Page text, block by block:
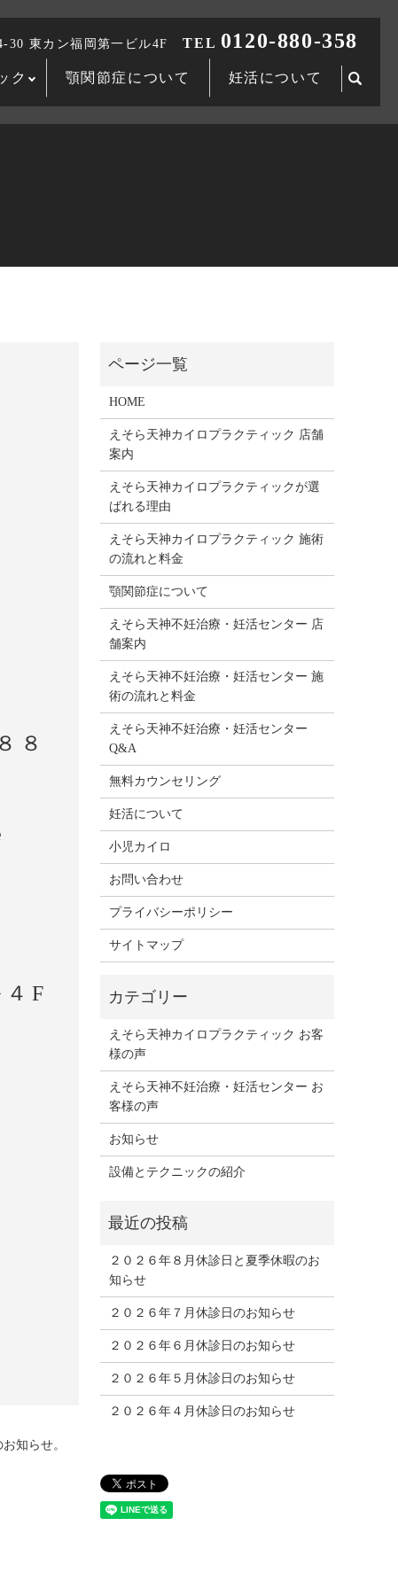
ク 顎関節症について 妊活について
30 東カン福岡第一ビル4F TEL 0120-880-358
８
F
知らせ。
HOME
えそら天神カイロプラクティック 店舗
案内
えそら天神カイロプラクティックが選
ばれる理由
えそら天神カイロプラクティック 施術
の流れと料金
顎関節症について
えそら天神不妊治療・妊活センター 店
舗案内
えそら天神不妊治療・妊活センター 施
術の流れと料金
えそら天神不妊治療・妊活センター
Q&A
無料カウンセリング
妊活について
小児カイロ
お問い合わせ
プライバシーポリシー
サイトマップ
えそら天神カイロプラクティック お客
様の声
えそら天神不妊治療・妊活センター お
客様の声
お知らせ
設備とテクニックの紹介
２０２６年８月休診日と夏季休暇のお
知らせ
２０２６年７月休診日のお知らせ
２０２６年６月休診日のお知らせ
２０２６年５月休診日のお知らせ
２０２６年４月休診日のお知らせ